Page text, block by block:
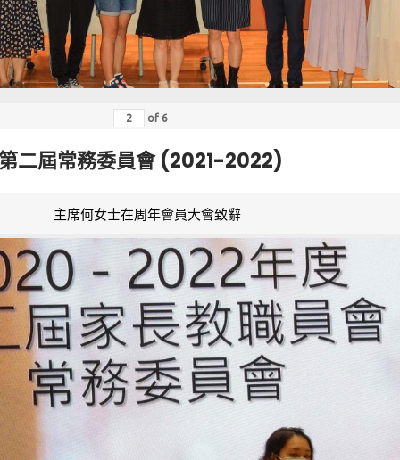
of 6
二屆常務委員會 (2021-2022)
主席何女士在周年會員大會致辭